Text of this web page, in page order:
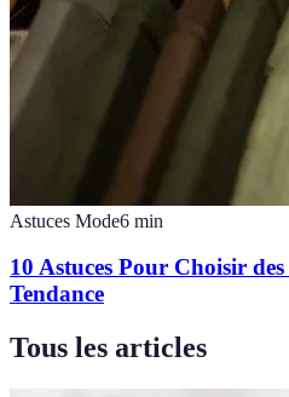
Astuces Mode6 min
10 Astuces Pour Choisir
Tendance
Tous les articles